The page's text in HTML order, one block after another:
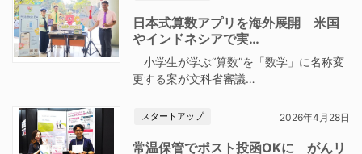
日本式算数アプリを海外展開 米国
やインドネシアで実…
小学生が学ぶ“算数”を「数学」に名称変
更する案が文科省審議…
スタートアップ 2026年4月28日
常温保管でポスト投函OKに がんリ